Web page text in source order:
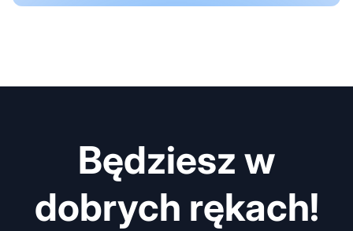
Będziesz w
dobrych rękach!